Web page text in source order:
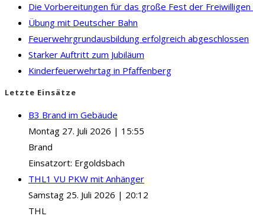
close
the
search
panel.
Die Vorbereitungen für das große Fest der
Übung mit Deutscher Bahn
Feuerwehrgrundausbildung erfolgreich abgeschlossen
Starker Auftritt zum Jubiläum
Kinderfeuerwehrtag in Pfaffenberg
Letzte Einsätze
B3 Brand im Gebäude
Montag 27. Juli 2026 | 15:55
Brand
Einsatzort: Ergoldsbach
THL1 VU PKW mit Anhänger
Samstag 25. Juli 2026 | 20:12
THL